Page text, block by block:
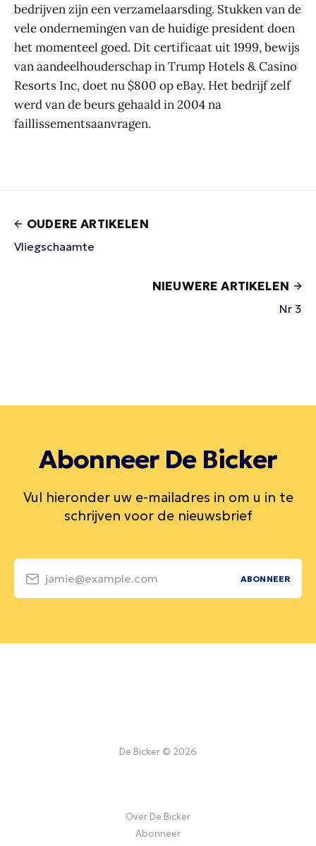
bedrijven zijn een verzamelaarsding. Stukken van de
vele ondernemingen van de huidige president doen
het momenteel goed. Dit certificaat uit 1999, bewijs
van aandeelhouderschap in Trump Hotels & Casino
Resorts Inc, doet nu $800 op eBay. Het bedrijf zelf
werd van de beurs gehaald in 2004 na
faillissementsaanvragen.
OUDERE ARTIKELEN
Vliegschaamte
NIEUWERE ARTIKELEN
Nr 3
Abonneer De Bicker
Vul hieronder uw e-mailadres in om u in te
schrijven voor de nieuwsbrief
jamie@example.com ABONNEER
De Bicker © 2026
Over De Bicker
Abonneer